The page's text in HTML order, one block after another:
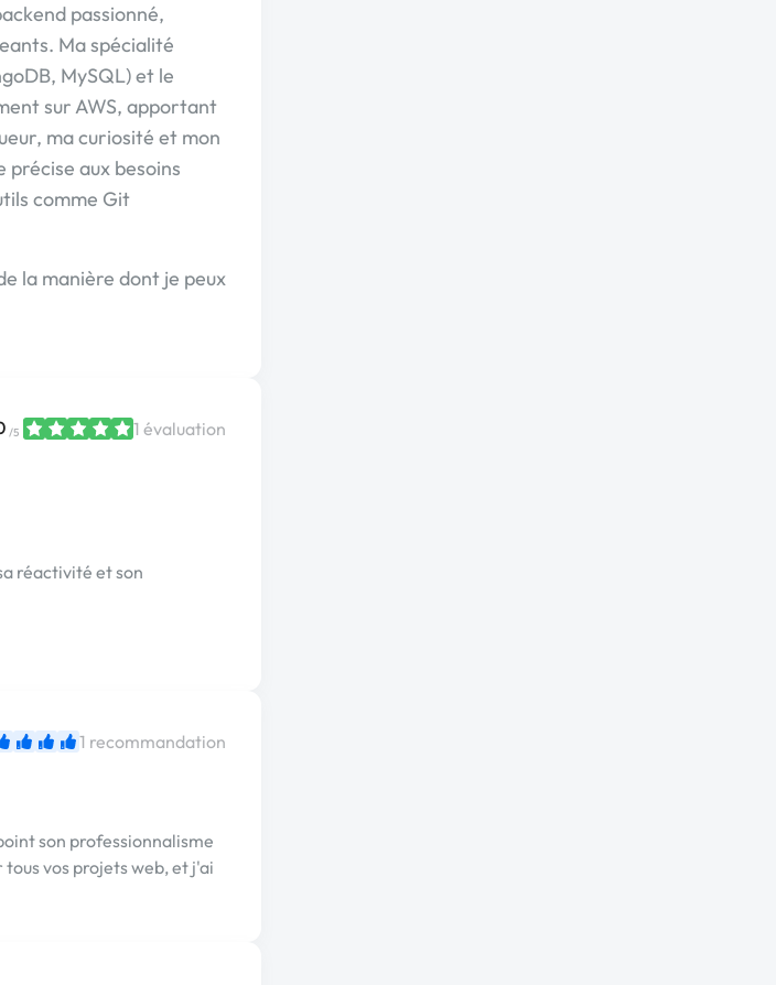
passionné,
Ma spécialité
MySQL) et le
sur AWS, apportant
ma curiosité et mon
aux besoins
comme Git
la manière dont je peux
/5 1 évaluation
réactivité et son
1 recommandation
son professionnalisme
vos projets web, et j'ai